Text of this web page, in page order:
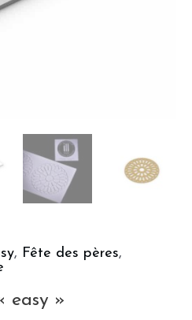
, Fête des pères,
easy »